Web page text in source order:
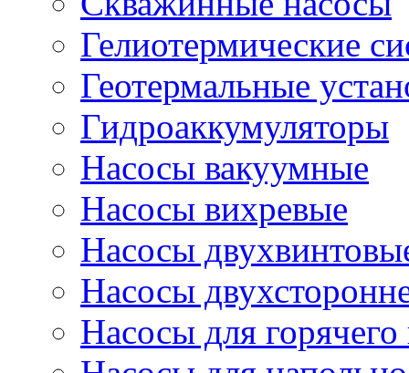
Гелиотермические
Геотермальные
Гидроаккумуляторы
Насосы вакуумные
Насосы вихревые
Насосы
Насосы
Насосы для